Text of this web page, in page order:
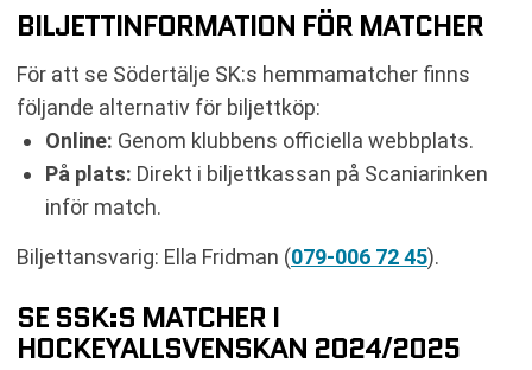
BILJETTINFORMATION FÖR MATCHER
För att se Södertälje SK:s hemmamatcher finns
följande alternativ för biljettköp:
Online: Genom klubbens officiella webbplats.
På plats: Direkt i biljettkassan på Scaniarinken
inför match.
Biljettansvarig: Ella Fridman (079-006 72 45).
SE SSK:S MATCHER I
HOCKEYALLSVENSKAN 2024/2025